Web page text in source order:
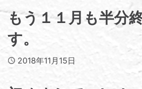
もう１１月も半分
す。
Published
2018年11月15日